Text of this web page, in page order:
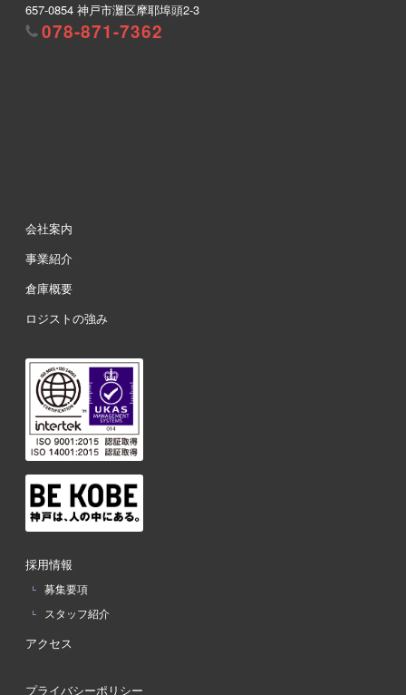
657-0854 神戸市灘区摩耶埠頭2-3
078-871-7362
会社案内
事業紹介
倉庫概要
ロジストの強み
採用情報
募集要項
スタッフ紹介
アクセス
プライバシーポリシー